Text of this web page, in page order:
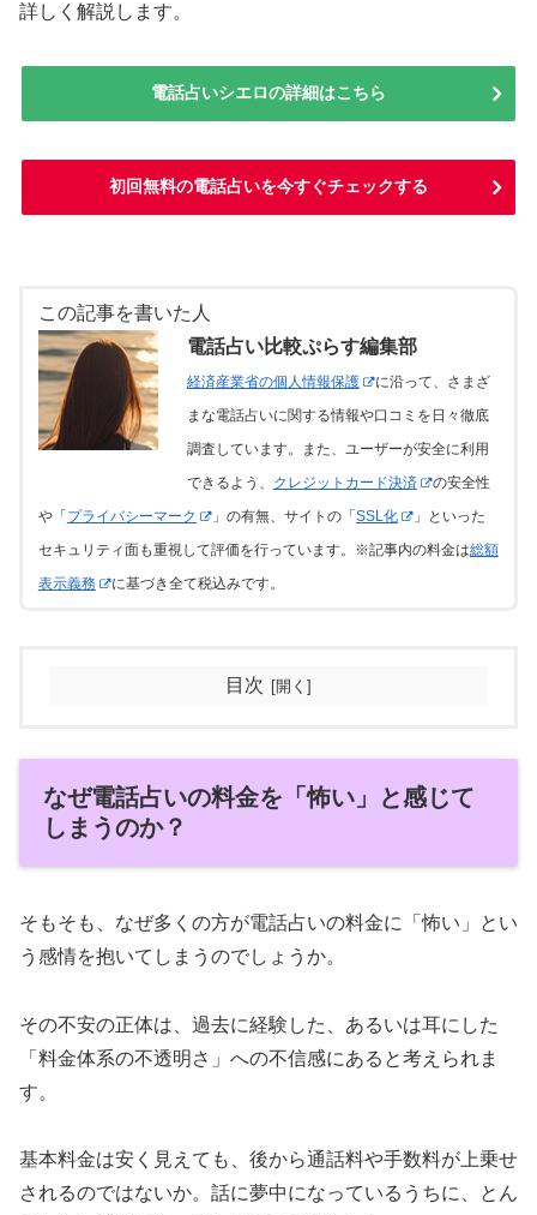
詳しく解説します。
電話占いシエロの詳細はこちら
初回無料の電話占いを今すぐチェックする
この記事を書いた人
電話占い比較ぷらす編集部
経済産業省の個人情報保護
に沿って、さまざ
まな電話占いに関する情報や口コミを日々徹底
調査しています。また、ユーザーが安全に利用
できるよう、 クレジットカード決済
の安全性
や「 プライバシーマーク 」の有無、サイトの「 SSL化
」といった
セキュリティ面も重視して評価を行っています。※記事内の料金は総額
表示義務
に基づき全て税込みです。
目次
なぜ電話占いの料金を「怖い」と感じて
しまうのか？
そもそも、なぜ多くの方が電話占いの料金に「怖い」とい
う感情を抱いてしまうのでしょうか。
その不安の正体は、過去に経験した、あるいは耳にした
「料金体系の不透明さ」への不信感にあると考えられま
す。
基本料金は安く見えても、後から通話料や手数料が上乗せ
されるのではないか。話に夢中になっているうちに、とん